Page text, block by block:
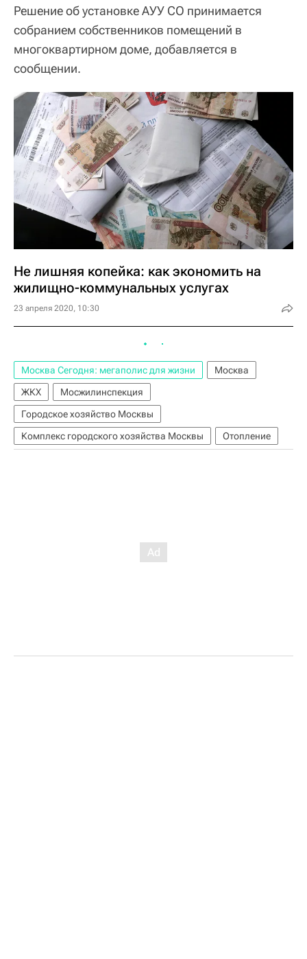
Решение об установке АУУ СО принимается
собранием собственников помещений в
многоквартирном доме, добавляется в
сообщении.
Не лишняя копейка: как экономить на
жилищно-коммунальных услугах
23 апреля 2020, 10:30
Москва Сегодня: мегаполис для жизни
Москва
ЖКХ
Мосжилинспекция
Городское хозяйство Москвы
Комплекс городского хозяйства Москвы
Отопление